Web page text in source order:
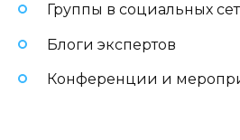
Группы в социальных
Блоги экспертов
Конференции и